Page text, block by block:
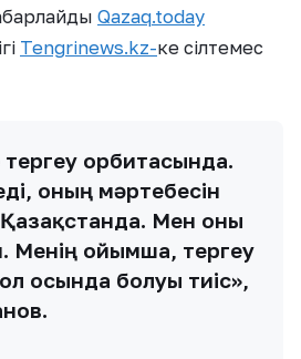
Qazaq.today
Tengrinews.kz-ке сілтемес
тергеу орбитасында.
оның мәртебесін
Қазақстанда. Мен оны
Менің ойымша, тергеу
осында болуы тиіс»,